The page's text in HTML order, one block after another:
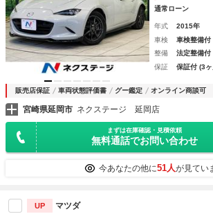
通常ローン
年式 2015年
車検
車検整備付
整備
法定整備付
保証
保証付 (3
販売店保証 車両状態評価書 グー鑑定 オンライン商談可
宮崎県延岡市 ネクステージ 延岡店
まずは在庫確認・見積依頼
無料通話でお問い合わせ
今あなたの他に51人が見てい
UP マツダ